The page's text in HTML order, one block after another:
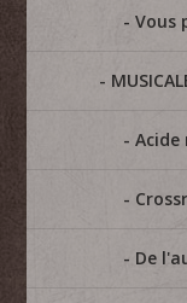
Vous
Acide
De